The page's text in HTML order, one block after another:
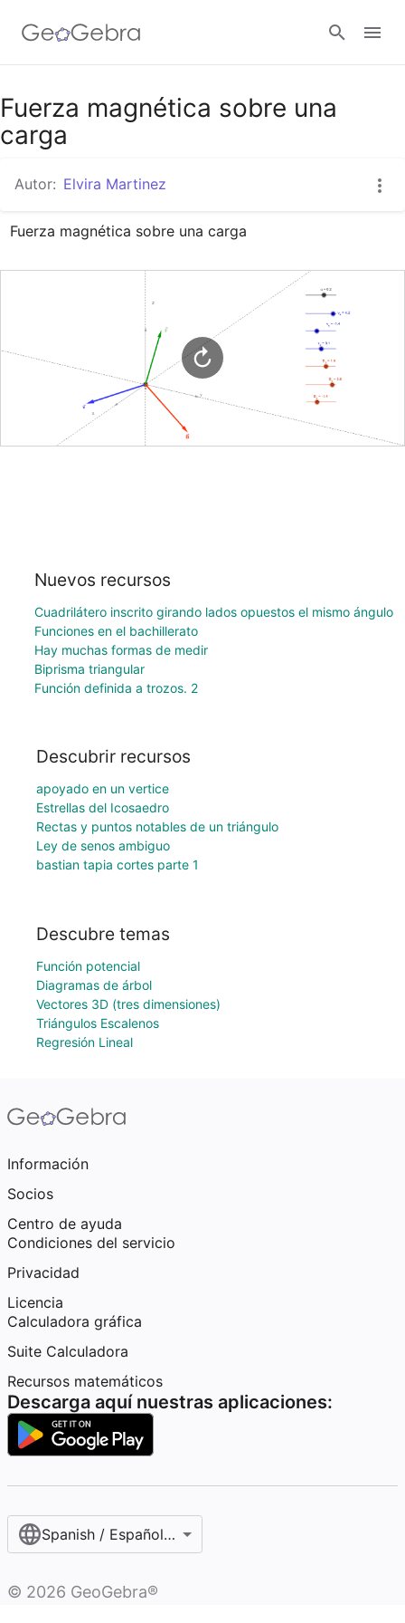
Google Classroom
Abrir sesión
Fuerza magnética sobre una
carga
Autor: Elvira Martinez
Fuerza magnética sobre una carga
Nuevos recursos
Cuadrilátero inscrito girando lados opuestos el mismo ángulo
Funciones en el bachillerato
Hay muchas formas de medir
Biprisma triangular
Función definida a trozos. 2
Descubrir recursos
apoyado en un vertice
Estrellas del Icosaedro
Rectas y puntos notables de un triángulo
Ley de senos ambiguo
bastian tapia cortes parte 1
Descubre temas
Función potencial
Diagramas de árbol
Vectores 3D (tres dimensiones)
Triángulos Escalenos
Regresión Lineal
Información
Socios
Centro de ayuda
Condiciones del servicio
Privacidad
Licencia
Calculadora gráfica
Suite Calculadora
Recursos matemáticos
Descarga aquí nuestras aplicaciones:
Spanish / Español (internacional)
© 2026 GeoGebra®